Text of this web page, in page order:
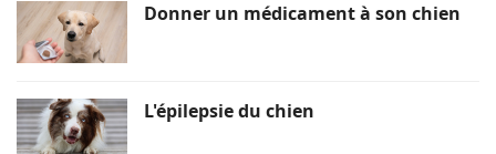
Donner un médicament à son chien
L'épilepsie du chien